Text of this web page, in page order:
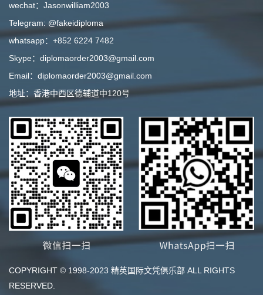
wechat：Jasonwilliam2003
Telegram: @fakeidiploma
whatsapp：+852 6224 7482
Skype：diplomaorder2003@gmail.com
Email：diplomaorder2003@gmail.com
地址：香港中西区德辅道中120号
COPYRIGHT © 1998-2023 精英国际文凭俱乐部 ALL RIGHTS
RESERVED.